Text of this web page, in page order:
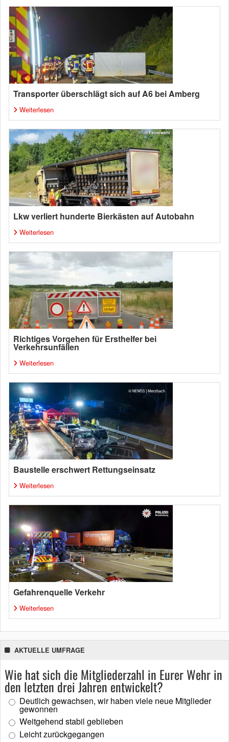
Transporter überschlägt sich auf A6 bei Amberg
Weiterlesen
Lkw verliert hunderte Bierkästen auf Autobahn
Weiterlesen
Richtiges Vorgehen für Ersthelfer bei
Verkehrsunfällen
Weiterlesen
Baustelle erschwert Rettungseinsatz
Weiterlesen
Gefahrenquelle Verkehr
Weiterlesen
AKTUELLE UMFRAGE
Wie hat sich die Mitgliederzahl in Eurer Wehr in
den letzten drei Jahren entwickelt?
Deutlich gewachsen, wir haben viele neue Mitglieder
gewonnen
Weitgehend stabil geblieben
Leicht zurückgegangen